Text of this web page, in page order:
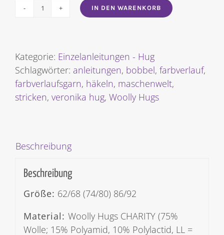
Raglanpulli
Menge
IN DEN WARENKORB
Kategorie: Einzelanleitungen - Hug
Schlagwörter: anleitungen, bobbel, farbverlauf,
farbverlaufsgarn, häkeln, maschenwelt,
stricken, veronika hug, Woolly Hugs
Beschreibung
Beschreibung
Größe: 62/68 (74/80) 86/92
Material: Woolly Hugs CHARITY (75%
Wolle; 15% Polyamid, 10% Polylactid, LL =